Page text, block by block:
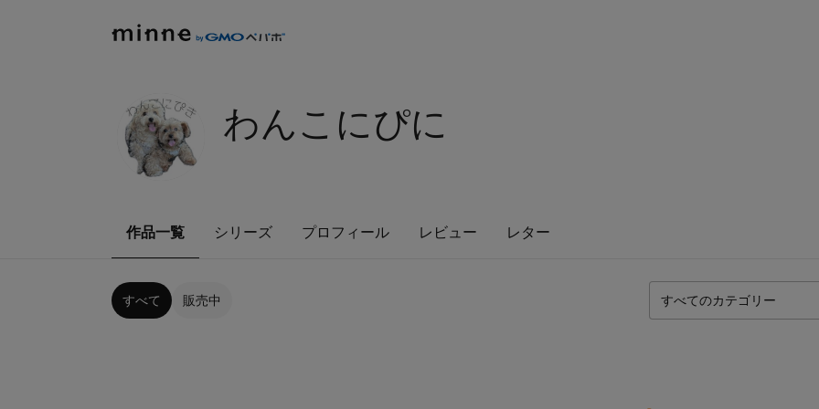
わんこにぴに
作品一覧 シリーズ プロフィール レビュー レター
すべて 販売中